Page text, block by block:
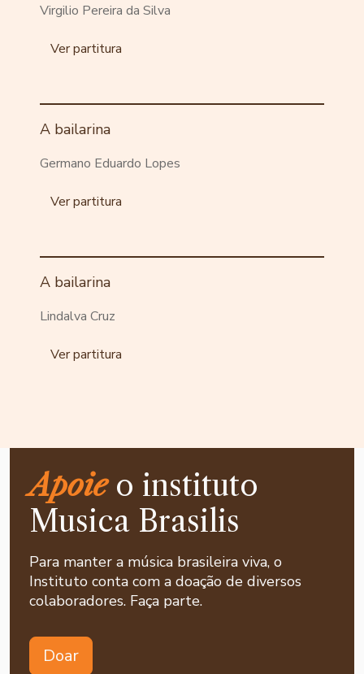
Virgilio Pereira da Silva
Ver partitura
A bailarina
Germano Eduardo Lopes
Ver partitura
A bailarina
Lindalva Cruz
Ver partitura
Apoieo instituto
Musica Brasilis
Para manter a música brasileira viva, o
Instituto conta com a doação de diversos
colaboradores. Faça parte.
Doar